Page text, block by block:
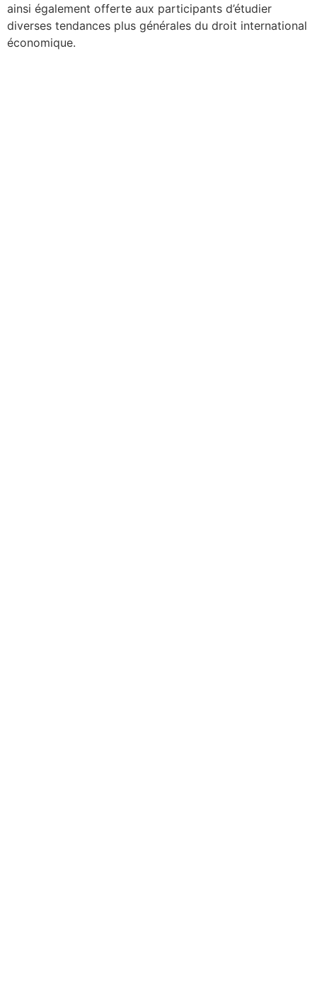
ainsi également offerte aux participants d’étudier
diverses tendances plus générales du droit international
économique.